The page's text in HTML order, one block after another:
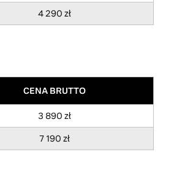
4 290 zł
CENA BRUTTO
3 890 zł
7 190 zł